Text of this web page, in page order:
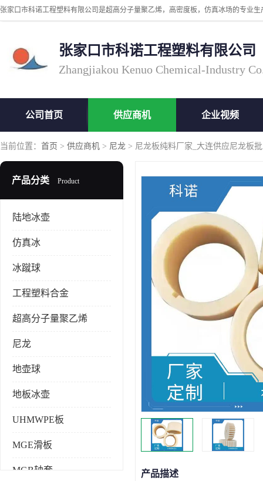
张家口市科诺工程塑料有限公司
Zhangjiakou Kenuo Chemical-Industry
公司首页 供应商机 企业视频
当前位置： 首页 > 供应商机 > 尼龙 > 尼龙板纯料厂家_大连供应尼龙板
产品分类 Product
陆地冰壶
仿真冰
冰蹴球
工程塑料合金
超高分子量聚乙烯
尼龙
地壶球
地板冰壶
UHMWPE板
MGE滑板
MGB轴套 产品描述